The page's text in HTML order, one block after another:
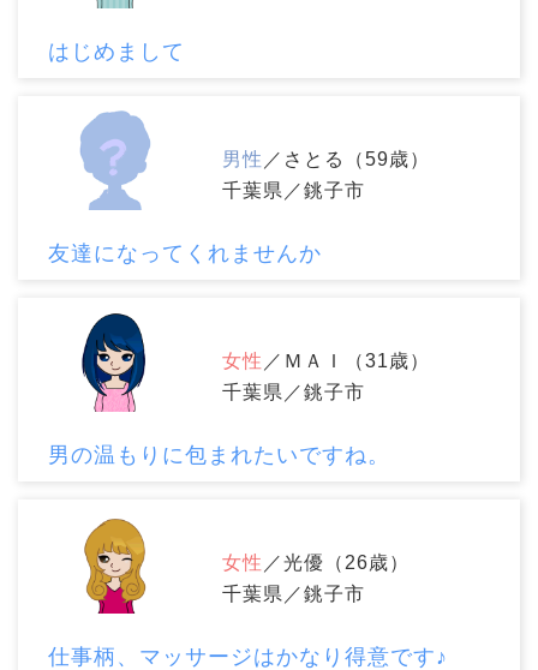
はじめまして
男性 ／さとる（59歳）
千葉県／銚子市
友達になってくれませんか
女性 ／ＭＡＩ（31歳）
千葉県／銚子市
男の温もりに包まれたいですね。
女性 ／光優（26歳）
千葉県／銚子市
仕事柄、マッサージはかなり得意です♪